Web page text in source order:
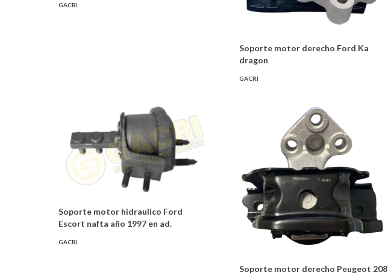
GACRI
Soporte motor derecho Ford Ka
dragon
GACRI
Soporte motor hidraulico Ford
Escort nafta año 1997 en ad.
GACRI
Soporte motor derecho Peugeot 208